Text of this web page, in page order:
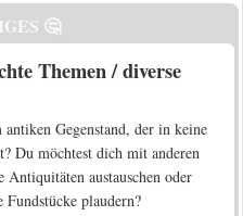
🤔
Themen / diverse
Gegenstand, der in keine
Du möchtest dich mit anderen
Antiquitäten austauschen oder
Fundstücke plaudern?